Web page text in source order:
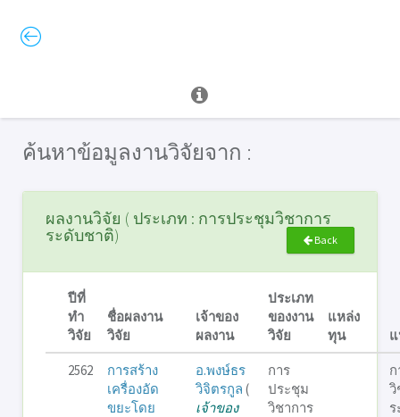
ค้นหาข้อมูลงานวิจัยจาก :
ผลงานวิจัย ( ประเภท : การประชุมวิชาการ
ระดับชาติ)
Back
ปีที่
ทำ
วิจัย
ชื่อผลงาน
วิจัย
เจ้าของ
ผลงาน
ประเภท
ของงาน
วิจัย
แหล่ง
ทุน
2562
การสร้าง
เครื่องอัด
ขยะโดย
อ.พงษ์ธร
วิจิตรกูล (
เจ้าของ
การ
ประชุม
วิชาการ
วิ